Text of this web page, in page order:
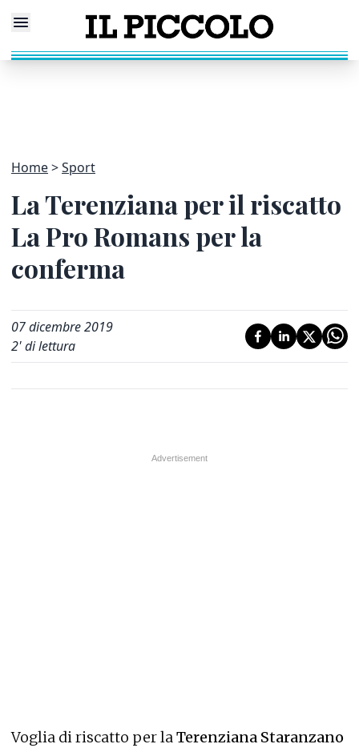
Home Sport
La Terenziana per il riscatto
La Pro Romans per la
conferma
07 dicembre 2019
2' di lettura
Voglia di riscatto per laTerenziana Staranzano